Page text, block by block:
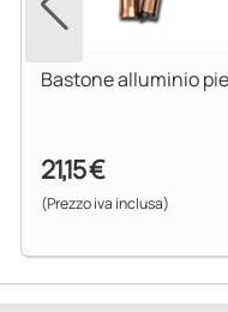
Bastone alluminio
21,15 €
(Prezzo iva inclusa)